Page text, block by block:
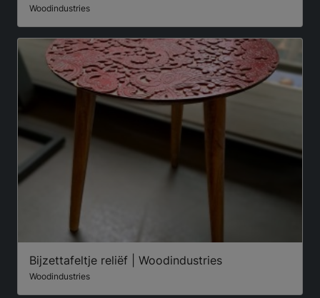
Woodindustries
Bijzettafeltje reliëf | Woodindustries
Woodindustries